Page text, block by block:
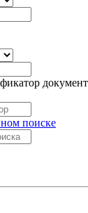
поиске